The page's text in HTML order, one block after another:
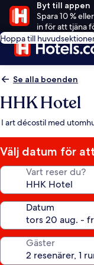
Byt till appen
Spara 10 %
in för att tjäna
Hoppa till
Se alla boenden
HHK Hotel
I art décostil med
Välj datum för
Vart reser du?
Datum
Gäster